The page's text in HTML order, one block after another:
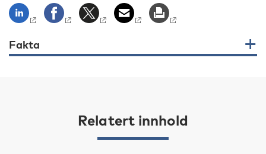
Fakta
Relatert innhold